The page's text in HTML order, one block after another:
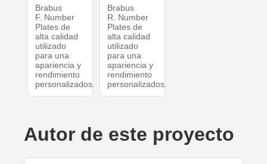
Brabus
F. Number
Plates de
alta calidad
utilizado
para una
apariencia y
rendimiento
personalizados.
Brabus
R. Number
Plates de
alta calidad
utilizado
para una
apariencia y
rendimiento
personalizados.
Autor de este proyecto